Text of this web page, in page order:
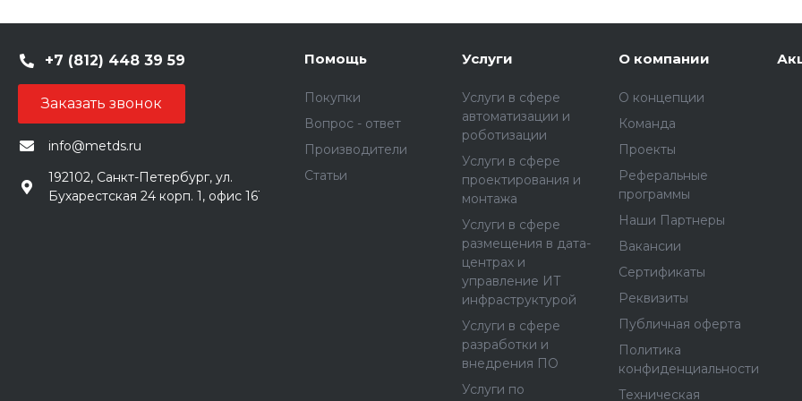
+7 (812) 448 39 59
Заказать звонок
info@metds.ru
192102, Санкт-Петербург, ул.
Бухарестская 24 корп. 1, офис 161
Помощь
Покупки
Вопрос - ответ
Производители
Статьи
Услуги
Услуги в сфере
автоматизации и
роботизации
Услуги в сфере
проектирования и
монтажа
Услуги в сфере
размещения в дата-
центрах и
управление ИТ
инфраструктурой
Услуги в сфере
разработки и
внедрения ПО
Услуги по
О компании
О концепции
Команда
Проекты
Реферальные
программы
Наши Партнеры
Вакансии
Сертификаты
Реквизиты
Публичная оферта
Политика
конфиденциальности
Техническая